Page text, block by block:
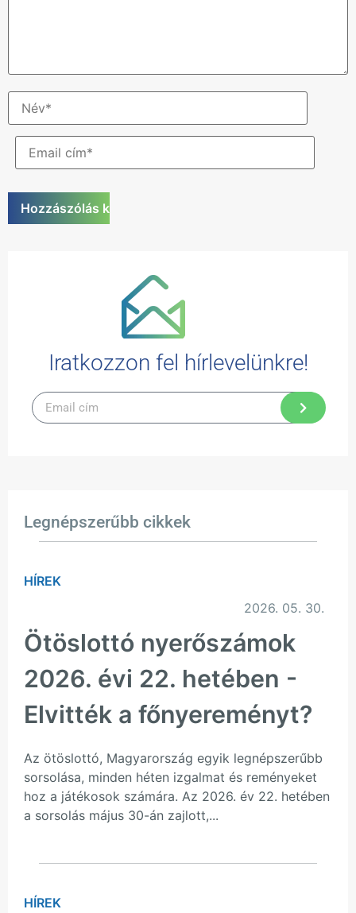
Iratkozzon fel hírlevelünkre!
Legnépszerűbb cikkek
HÍREK
2026. 05. 30.
Ötöslottó nyerőszámok
2026. évi 22. hetében -
Elvitték a főnyereményt?
Az ötöslottó, Magyarország egyik legnépszerűbb
sorsolása, minden héten izgalmat és reményeket
hoz a játékosok számára. Az 2026. év 22. hetében
a sorsolás május 30-án zajlott,...
HÍREK